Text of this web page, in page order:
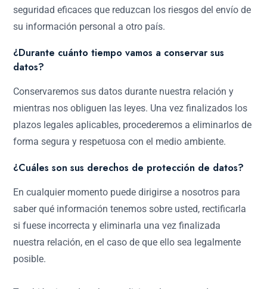
seguridad eficaces que reduzcan los riesgos del envío de
su información personal a otro país.
¿Durante cuánto tiempo vamos a conservar sus
datos?
Conservaremos sus datos durante nuestra relación y
mientras nos obliguen las leyes. Una vez finalizados los
plazos legales aplicables, procederemos a eliminarlos de
forma segura y respetuosa con el medio ambiente.
¿Cuáles son sus derechos de protección de datos?
En cualquier momento puede dirigirse a nosotros para
saber qué información tenemos sobre usted, rectificarla
si fuese incorrecta y eliminarla una vez finalizada
nuestra relación, en el caso de que ello sea legalmente
posible.